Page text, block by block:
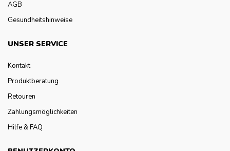
AGB
Gesundheitshinweise
UNSER SERVICE
Kontakt
Produktberatung
Retouren
Zahlungsmöglichkeiten
Hilfe & FAQ